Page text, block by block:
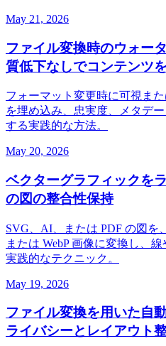
May 21, 2026
ファイル変換時のウォー
質低下なしでコンテンツ
フォーマット変更時に可視ま
を埋め込み、忠実度、メタデ
する実践的な方法。
May 20, 2026
ベクターグラフィックを
の図の整合性保持
SVG、AI、または PDF の図を
または WebP 画像に変換し、
実践的なテクニック。
May 19, 2026
ファイル変換を用いた自
ライバシーとレイアウト